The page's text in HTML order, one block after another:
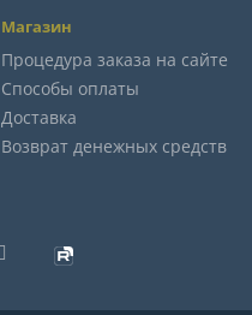
Магазин
Процедура заказа на сайте
Способы оплаты
Доставка
Возврат денежных средств